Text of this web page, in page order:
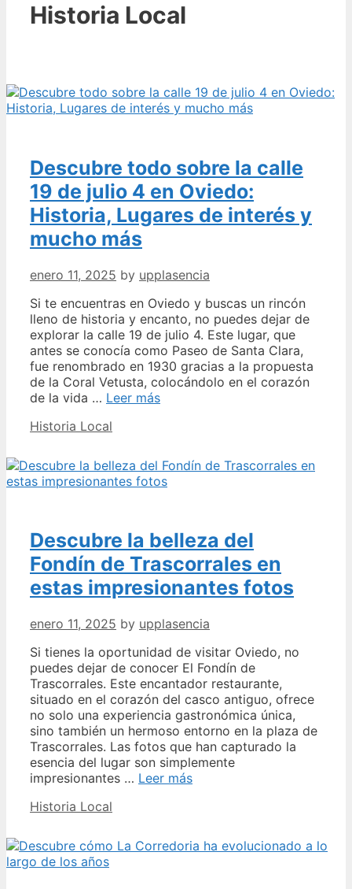
Historia Local
Descubre todo sobre la calle
19 de julio 4 en Oviedo:
Historia, Lugares de interés y
mucho más
enero 11, 2025 by upplasencia
Si te encuentras en Oviedo y buscas un rincón
lleno de historia y encanto, no puedes dejar de
explorar la calle 19 de julio 4. Este lugar, que
antes se conocía como Paseo de Santa Clara,
fue renombrado en 1930 gracias a la propuesta
de la Coral Vetusta, colocándolo en el corazón
de la vida … Leer másDescubre
calle
19
de
en
Oviedo:
Historia,
Lugares
de
interés
y
mucho
más
Categories
Historia Local
Descubre la belleza del
Fondín de Trascorrales en
estas impresionantes fotos
enero 11, 2025 by upplasencia
Si tienes la oportunidad de visitar Oviedo, no
puedes dejar de conocer El Fondín de
Trascorrales. Este encantador restaurante,
situado en el corazón del casco antiguo, ofrece
no solo una experiencia gastronómica única,
sino también un hermoso entorno en la plaza de
Trascorrales. Las fotos que han capturado la
esencia del lugar son simplemente
impresionantes … Leer másDescubre
Fondín
de
Categories
Historia Local